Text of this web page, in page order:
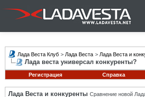
Лада Веста Клуб > Лада Веста > Лада Веста и
Лада веста универсал конкуренты?
Регистрация Справка
Лада Веста и конкуренты Сравнение новой